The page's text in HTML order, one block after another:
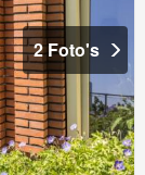
2 Foto's